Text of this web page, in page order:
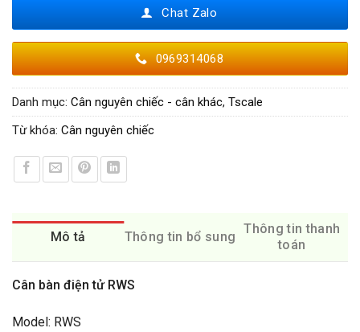
Chat Zalo
0969314068
Danh mục: Cân nguyên chiếc - cân khác, Tscale
Từ khóa: Cân nguyên chiếc
Mô tả Thông tin bổ sung
Thông tin thanh
toán
Cân bàn điện tử RWS
Model: RWS